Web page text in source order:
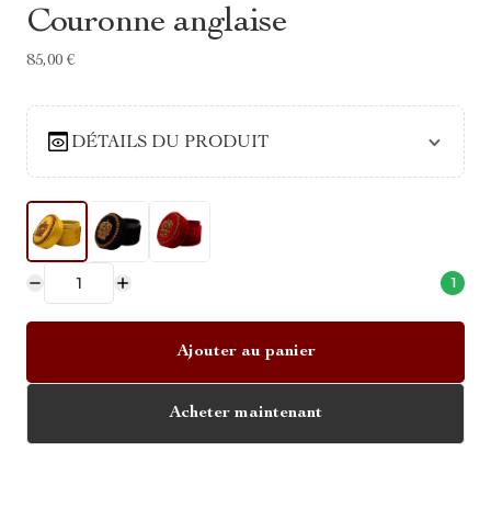
Couronne anglaise
85,00 €
DÉTAILS DU PRODUIT
1
Ajouter au panier
Acheter maintenant